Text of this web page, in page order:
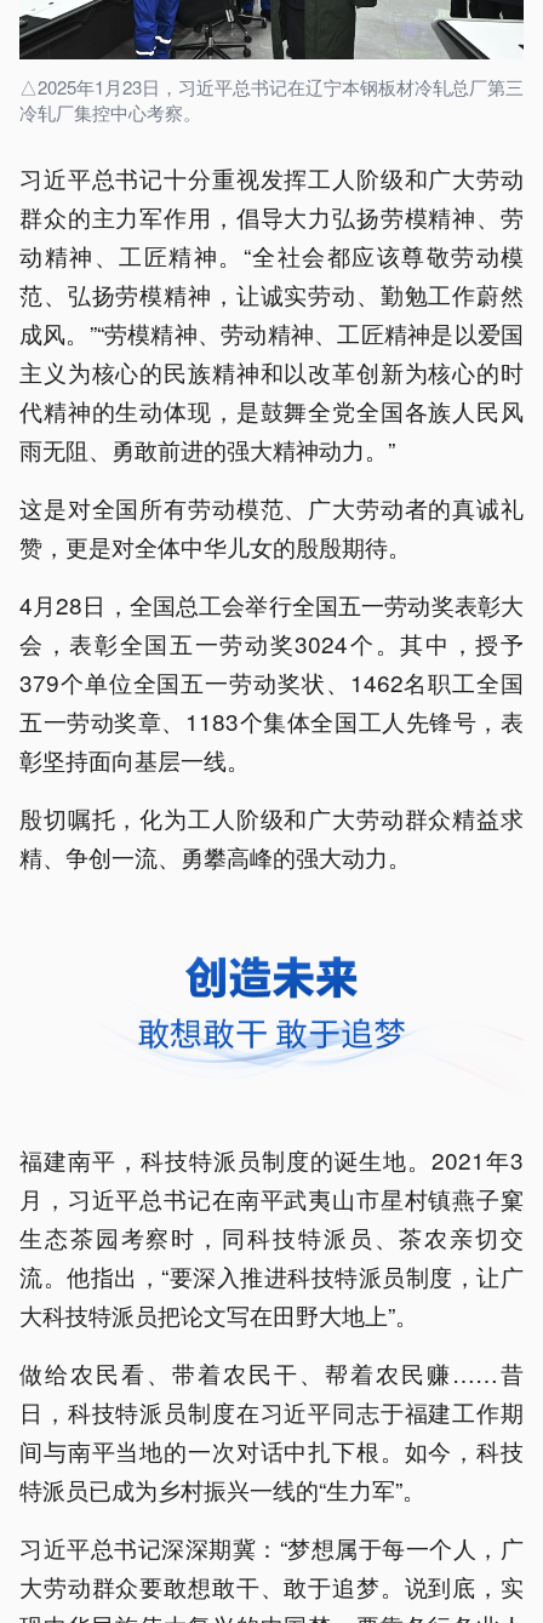
△2025年1月23日，习近平总书记在辽宁本钢板材冷轧总厂第三
冷轧厂集控中心考察。
习近平总书记十分重视发挥工人阶级和广大劳动
群众的主力军作用，倡导大力弘扬劳模精神、劳
动精神、工匠精神。“全社会都应该尊敬劳动模
范、弘扬劳模精神，让诚实劳动、勤勉工作蔚然
成风。”“劳模精神、劳动精神、工匠精神是以爱国
主义为核心的民族精神和以改革创新为核心的时
代精神的生动体现，是鼓舞全党全国各族人民风
雨无阻、勇敢前进的强大精神动力。”
这是对全国所有劳动模范、广大劳动者的真诚礼
赞，更是对全体中华儿女的殷殷期待。
4月28日，全国总工会举行全国五一劳动奖表彰大
会，表彰全国五一劳动奖3024个。其中，授予
379个单位全国五一劳动奖状、1462名职工全国
五一劳动奖章、1183个集体全国工人先锋号，表
彰坚持面向基层一线。
殷切嘱托，化为工人阶级和广大劳动群众精益求
精、争创一流、勇攀高峰的强大动力。
福建南平，科技特派员制度的诞生地。2021年3
月，习近平总书记在南平武夷山市星村镇燕子窠
生态茶园考察时，同科技特派员、茶农亲切交
流。他指出，“要深入推进科技特派员制度，让广
大科技特派员把论文写在田野大地上”。
做给农民看、带着农民干、帮着农民赚……昔
日，科技特派员制度在习近平同志于福建工作期
间与南平当地的一次对话中扎下根。如今，科技
特派员已成为乡村振兴一线的“生力军”。
习近平总书记深深期冀：“梦想属于每一个人，广
大劳动群众要敢想敢干、敢于追梦。说到底，实